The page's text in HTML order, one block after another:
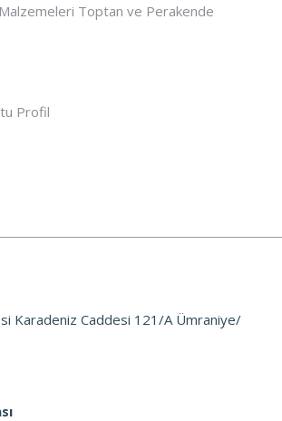
Toptan ve Perakende
Profil
Karadeniz Caddesi 121/A Ümraniye/